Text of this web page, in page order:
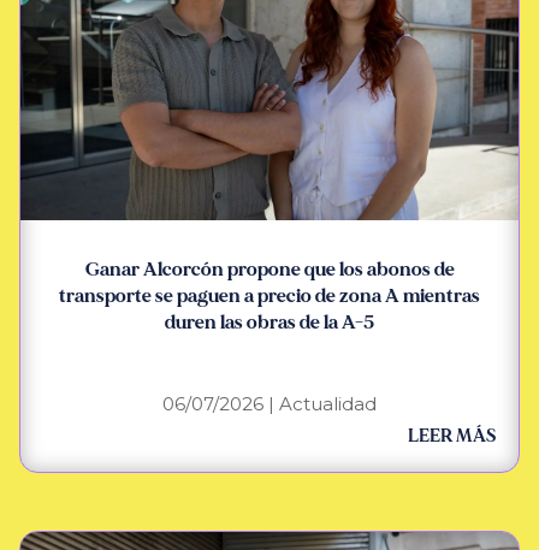
Ganar Alcorcón propone que los abonos de
transporte se paguen a precio de zona A mientras
duren las obras de la A-5
06/07/2026 | Actualidad
LEER MÁS